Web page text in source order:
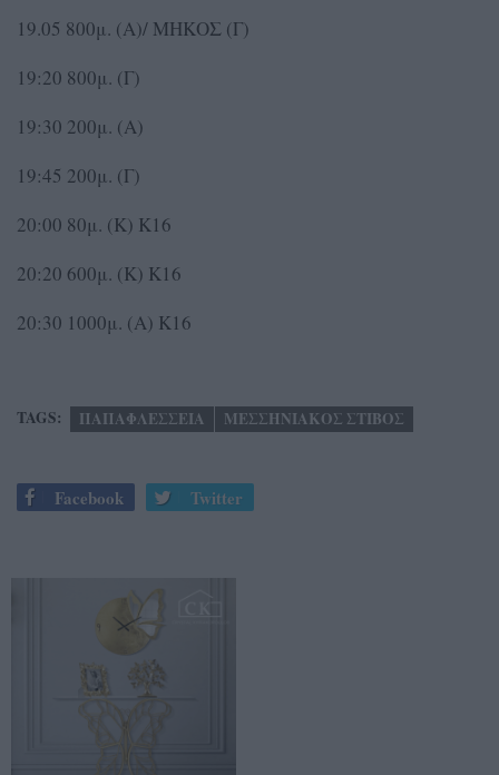
19.05 800μ. (Α)/ ΜΗΚΟΣ (Γ)
19:20 800μ. (Γ)
19:30 200μ. (Α)
19:45 200μ. (Γ)
20:00 80μ. (Κ) Κ16
20:20 600μ. (Κ) Κ16
20:30 1000μ. (Α) Κ16
TAGS: ΠΑΠΑΦΛΕΣΣΕΙΑ ΜΕΣΣΗΝΙΑΚΟΣ ΣΤΙΒΟΣ
Facebook Twitter